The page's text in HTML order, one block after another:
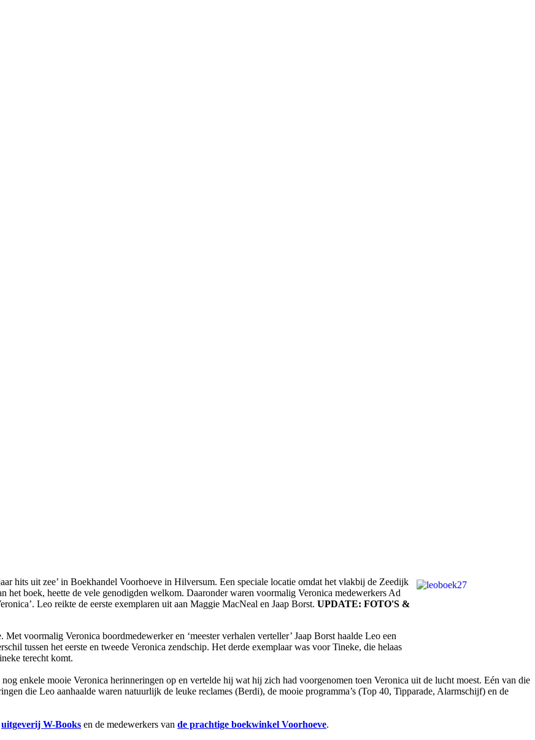
hits uit zee’ in Boekhandel Voorhoeve in Hilversum. Een speciale locatie omdat het vlakbij de Zeedijk
het boek, heette de vele genodigden welkom. Daaronder waren voormalig Veronica medewerkers Ad
Leo reikte de eerste exemplaren uit aan Maggie MacNeal en Jaap Borst. UPDATE: FOTO'S &
voormalig Veronica boordmedewerker en ‘meester verhalen verteller’ Jaap Borst haalde Leo een
tussen het eerste en tweede Veronica zendschip. Het derde exemplaar was voor Tineke, die helaas
terecht komt.
enkele mooie Veronica herinneringen op en vertelde hij wat hij zich had voorgenomen toen Veronica uit de lucht moest. Eén van die
die Leo aanhaalde waren natuurlijk de leuke reclames (Berdi), de mooie programma’s (Top 40, Tipparade, Alarmschijf) en de
uitgeverij W-Books en de medewerkers van de prachtige boekwinkel Voorhoeve.